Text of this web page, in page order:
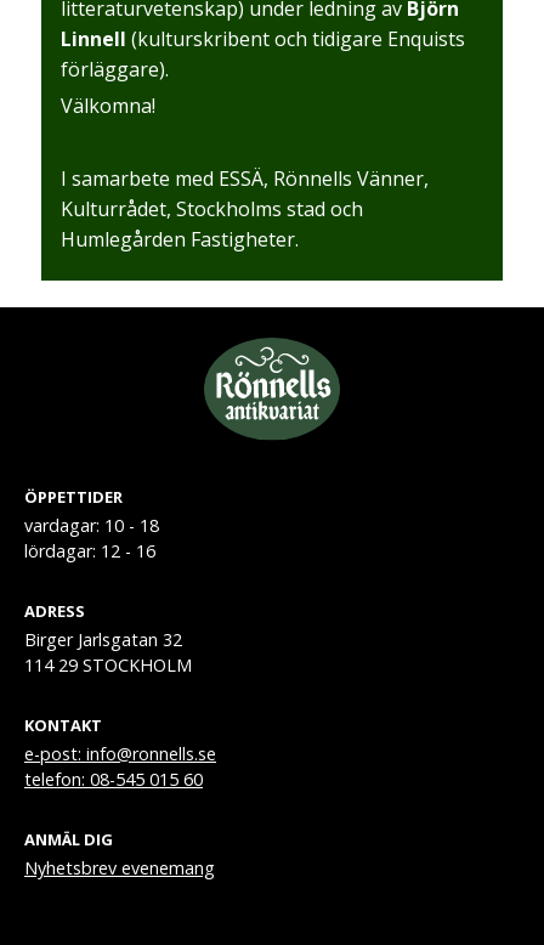
litteraturvetenskap) under ledning av Björn
Linnell (kulturskribent och tidigare Enquists
förläggare).
Välkomna!
I samarbete med ESSÄ, Rönnells Vänner,
Kulturrådet, Stockholms stad och
Humlegården Fastigheter.
ÖPPETTIDER
vardagar: 10 - 18
lördagar: 12 - 16
ADRESS
Birger Jarlsgatan 32
114 29 STOCKHOLM
KONTAKT
e-post: info@ronnells.se
telefon: 08-545 015 60
ANMÄL DIG
Nyhetsbrev evenemang